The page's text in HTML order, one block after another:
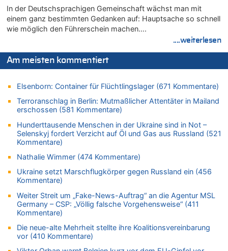
Tempolimit in 30er-Zonen – Untersuchung von Vias
07.08.2026 - 12:43 von JoKrings zu
Zweite Hitzewelle in diesem Sommer ist jetzt amtlich
In Belgien missachten zwei von drei Autofahrern das
Tempolimit in 30er-Zonen – Untersuchung von Vias
In Belgien missachten zwei von drei Autofahrern das
Tempolimit in 30er-Zonen – Untersuchung von Vias
07.08.2026 - 11:23 von Dax zu
In Belgien missachten zwei von drei Autofahrern das
Tempolimit in 30er-Zonen – Untersuchung von Vias
07.08.2026 - 11:20 von JoKrings zu
In Belgien missachten zwei von drei Autofahrern das
07.08.2026 - 11:15 von Dax zu
07.08.2026 - 11:12 von Frage zu
Wasserstand des Rheins in NRW so niedrig wie noch nie
07.08.2026 - 10:29 von Soso zu
Aachen ab 11. August wieder Mekka des Pferdesports –
Belgien setzt bei Reit-WM auf starke Springreiter
In der Deutschsprachigen Gemeinschaft wächst man mit
einem ganz bestimmten Gedanken auf: Hauptsache so schnell
wie möglich den Führerschein machen….
....weiterlesen
Am meisten kommentiert
Elsenborn: Container für Flüchtlingslager (671 Kommentare)
Terroranschlag in Berlin: Mutmaßlicher Attentäter in Mailand
erschossen (581 Kommentare)
Hunderttausende Menschen in der Ukraine sind in Not –
Selenskyj fordert Verzicht auf Öl und Gas aus Russland (521
Kommentare)
Nathalie Wimmer (474 Kommentare)
Ukraine setzt Marschflugkörper gegen Russland ein (456
Kommentare)
Weiter Streit um „Fake-News-Auftrag“ an die Agentur MSL
Germany – CSP: „Völlig falsche Vorgehensweise“ (411
Kommentare)
Die neue-alte Mehrheit stellte ihre Koalitionsvereinbarung
vor (410 Kommentare)